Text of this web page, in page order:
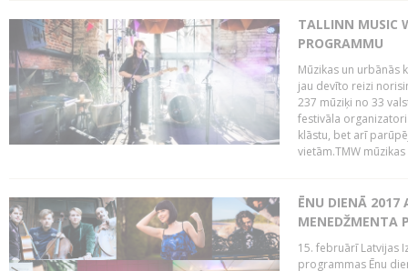
TALLINN MUSIC
PROGRAMMU
Mūzikas un urbānās
jau devīto reizi
237 mūziķi no 33
festivāla
klāstu, bet arī
vietām.TMW
ĒNU DIENĀ 2017
MENEDŽMENTA
15. februārī Latvijas
programmas Ēnu